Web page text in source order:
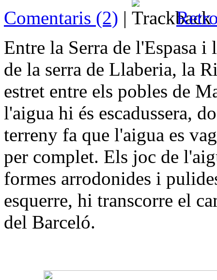
Comentaris (2) |
Entre la Serra de l'Espasa i
de la serra de Llaberia, la
estret entre els pobles de
l'aigua hi és escadussera,
terreny fa que l'aigua es
per complet. Els joc de
formes arrodonides i
esquerre, hi transcorre el
del Barceló.